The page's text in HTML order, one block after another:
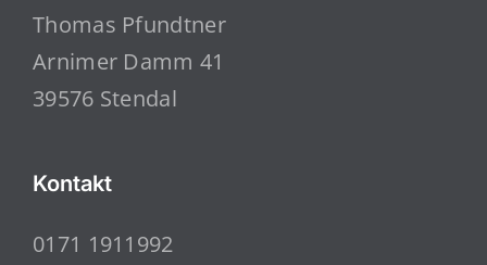
Thomas Pfundtner
Arnimer Damm 41
39576 Stendal
Kontakt
0171 1911992